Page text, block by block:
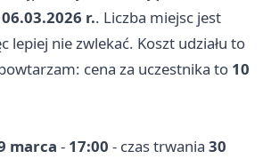
06.03.2026 r.. Liczba miejsc jest
lepiej nie zwlekać. Koszt udziału to
cena za uczestnika to 10
marca - 17:00 - czas trwania 30